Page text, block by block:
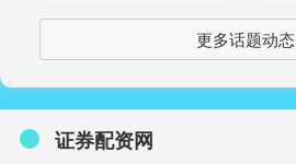
更多话题动态
证券配资网